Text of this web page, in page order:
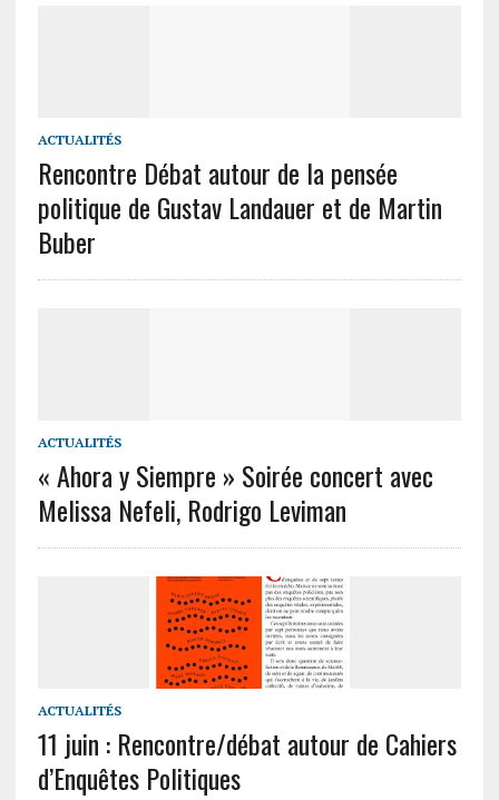
ACTUALITÉS
Rencontre Débat autour de la pensée
politique de Gustav Landauer et de Martin
Buber
ACTUALITÉS
« Ahora y Siempre » Soirée concert avec
Melissa Nefeli, Rodrigo Leviman
ACTUALITÉS
11 juin : Rencontre/débat autour de Cahiers
d’Enquêtes Politiques